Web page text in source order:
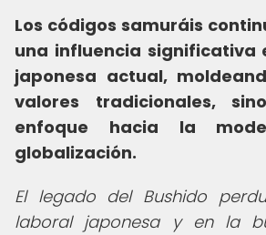
Los códigos samuráis
una influencia significativa
japonesa actual,
valores tradicionales,
enfoque hacia la
globalización.
El legado del Bushido
laboral japonesa y en la